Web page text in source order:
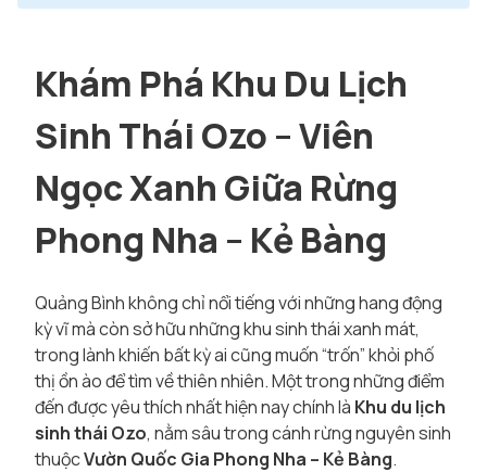
Khám Phá Khu Du Lịch
Sinh Thái Ozo – Viên
Ngọc Xanh Giữa Rừng
Phong Nha – Kẻ Bàng
Quảng Bình không chỉ nổi tiếng với những hang động
kỳ vĩ mà còn sở hữu những khu sinh thái xanh mát,
trong lành khiến bất kỳ ai cũng muốn “trốn” khỏi phố
thị ồn ào để tìm về thiên nhiên. Một trong những điểm
đến được yêu thích nhất hiện nay chính là Khu du lịch
sinh thái Ozo, nằm sâu trong cánh rừng nguyên sinh
thuộcVườn Quốc Gia Phong Nha – Kẻ Bàng.